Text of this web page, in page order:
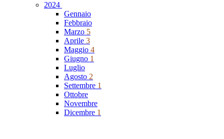
2024
Gennaio
Febbraio
Marzo 5
Aprile 3
Maggio 4
Giugno 1
Luglio
Agosto 2
Settembre 1
Ottobre
Novembre
Dicembre 1